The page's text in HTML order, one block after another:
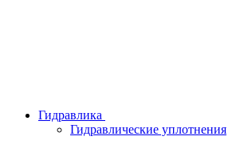
Гидравлика
Гидравлические уплотнения